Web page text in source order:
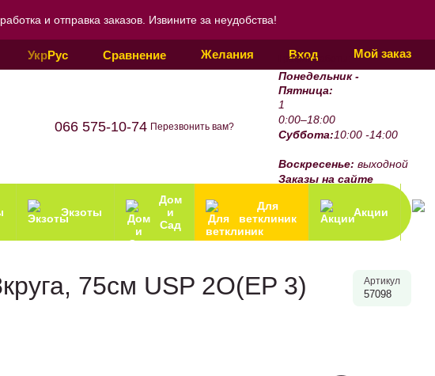
и отправка заказов. Извините за неудобства!
УкрРус Сравнение Желания Вход Мой заказ
066 575-10-74 Перезвонить вам?
График работы:
Понедельник -
Пятница:
1
0:00–18:00
Суббота:10:00 -14:00
Воскресенье: выходной
Заказы на сайте
Экзоты
Дом
и
Сад
Для
ветклиник
Акции
75см USP 2O(EP 3)
Артикул
57098